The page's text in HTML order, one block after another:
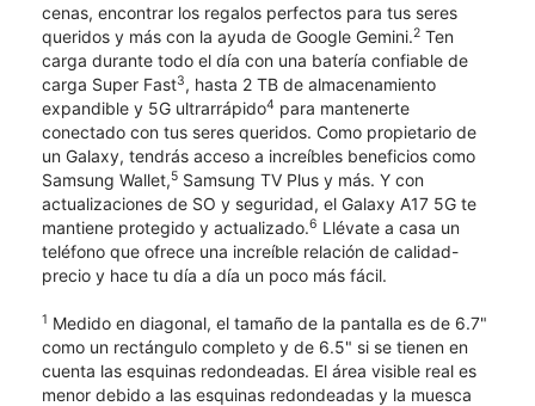
cenas, encontrar los regalos perfectos para tus seres
queridos y más con la ayuda de Google Gemini.2 Ten
carga durante todo el día con una batería confiable de
carga Super Fast3, hasta 2 TB de almacenamiento
expandible y 5G ultrarrápido4 para mantenerte
conectado con tus seres queridos. Como propietario de
un Galaxy, tendrás acceso a increíbles beneficios como
Samsung Wallet,5 Samsung TV Plus y más. Y con
actualizaciones de SO y seguridad, el Galaxy A17 5G te
mantiene protegido y actualizado.6 Llévate a casa un
teléfono que ofrece una increíble relación de calidad-
precio y hace tu día a día un poco más fácil.
1 Medido en diagonal, el tamaño de la pantalla es de 6.7"
como un rectángulo completo y de 6.5" si se tienen en
cuenta las esquinas redondeadas. El área visible real es
menor debido a las esquinas redondeadas y la muesca